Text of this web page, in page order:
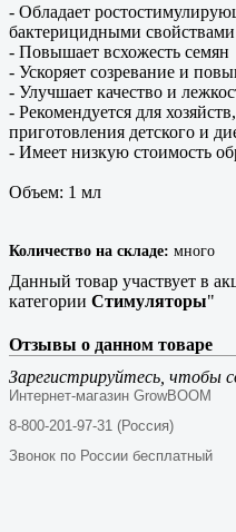
- Обладает
бактерицидными свойствами
- Повышает всхожесть семян
- Ускоряет созревание и
- Улучшает качество и
- Рекомендуется для
приготовления детского и
- Имеет низкую стоимость
Объем: 1 мл
Количество на складе: много
Данный товар участвует в
категории Стимуляторы"
Отзывы о данном товаре
Зарегистрируйтесь, чтобы
Интернет-магазин GrowBOOM
8-800-201-97-31 (Россия)
Звонок по России бесплатный